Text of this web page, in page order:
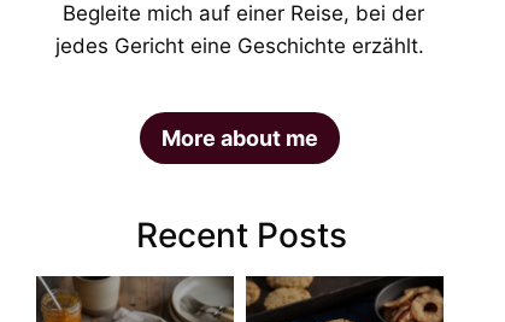
Begleite mich auf einer Reise, bei der
jedes Gericht eine Geschichte erzählt.
More about me
Recent Posts